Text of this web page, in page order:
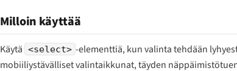
Milloin käyttää
Käytä <select> -elementtiä, kun valinta tehdään
mobiiliystävälliset valintaikkunat, täyden